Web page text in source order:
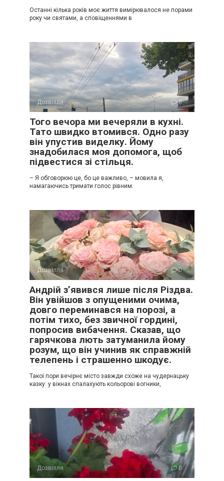
Останні кілька років моє життя вимірювалося не порами
року чи святами, а сповіщеннями в
Дозвілля 0
Того вечора ми вечеряли в кухні.
Тато швидко втомився. Одно разу
він упустив виделку. Йому
знадобилася моя допомога, щоб
підвестися зі стільця.
– Я обговорюю це, бо це важливо, – мовила я,
намагаючись тримати голос рівним.
Дозвілля 0
Андрій з’явився лише після Різдва.
Він увійшов з опущеними очима,
довго переминався на порозі, а
потім тихо, без звичної гордині,
попросив вибачення. Сказав, що
гарячкова лють затуманила йому
розум, що він учинив як справжній
телепень і страшенно шкодує.
Такої пори вечірнє місто завжди схоже на чудернацьку
казку: у вікнах спалахують кольорові вогники,
Дозвілля 0